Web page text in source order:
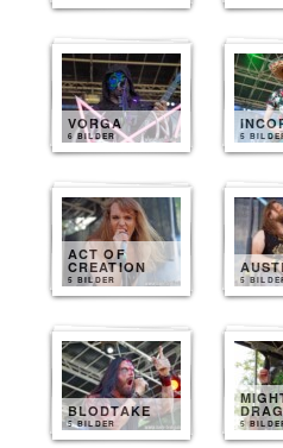
VORGA
6 BILDER 5
ACT OF
CREATION
5 BILDER 5
BLODTAKE
5 BILDER 5